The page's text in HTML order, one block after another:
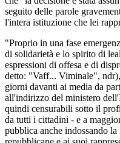
seguito delle parole
l'intera istituzione che lei
"Proprio in una fase
di solidarietà e lo spirito di
espressioni di offesa e di
detto: "Vaff... Viminale",
giorni davanti ai media da
all'indirizzo del ministero
quindi censurabili sotto il
da tutti i cittadini - e a
pubblica anche indossando